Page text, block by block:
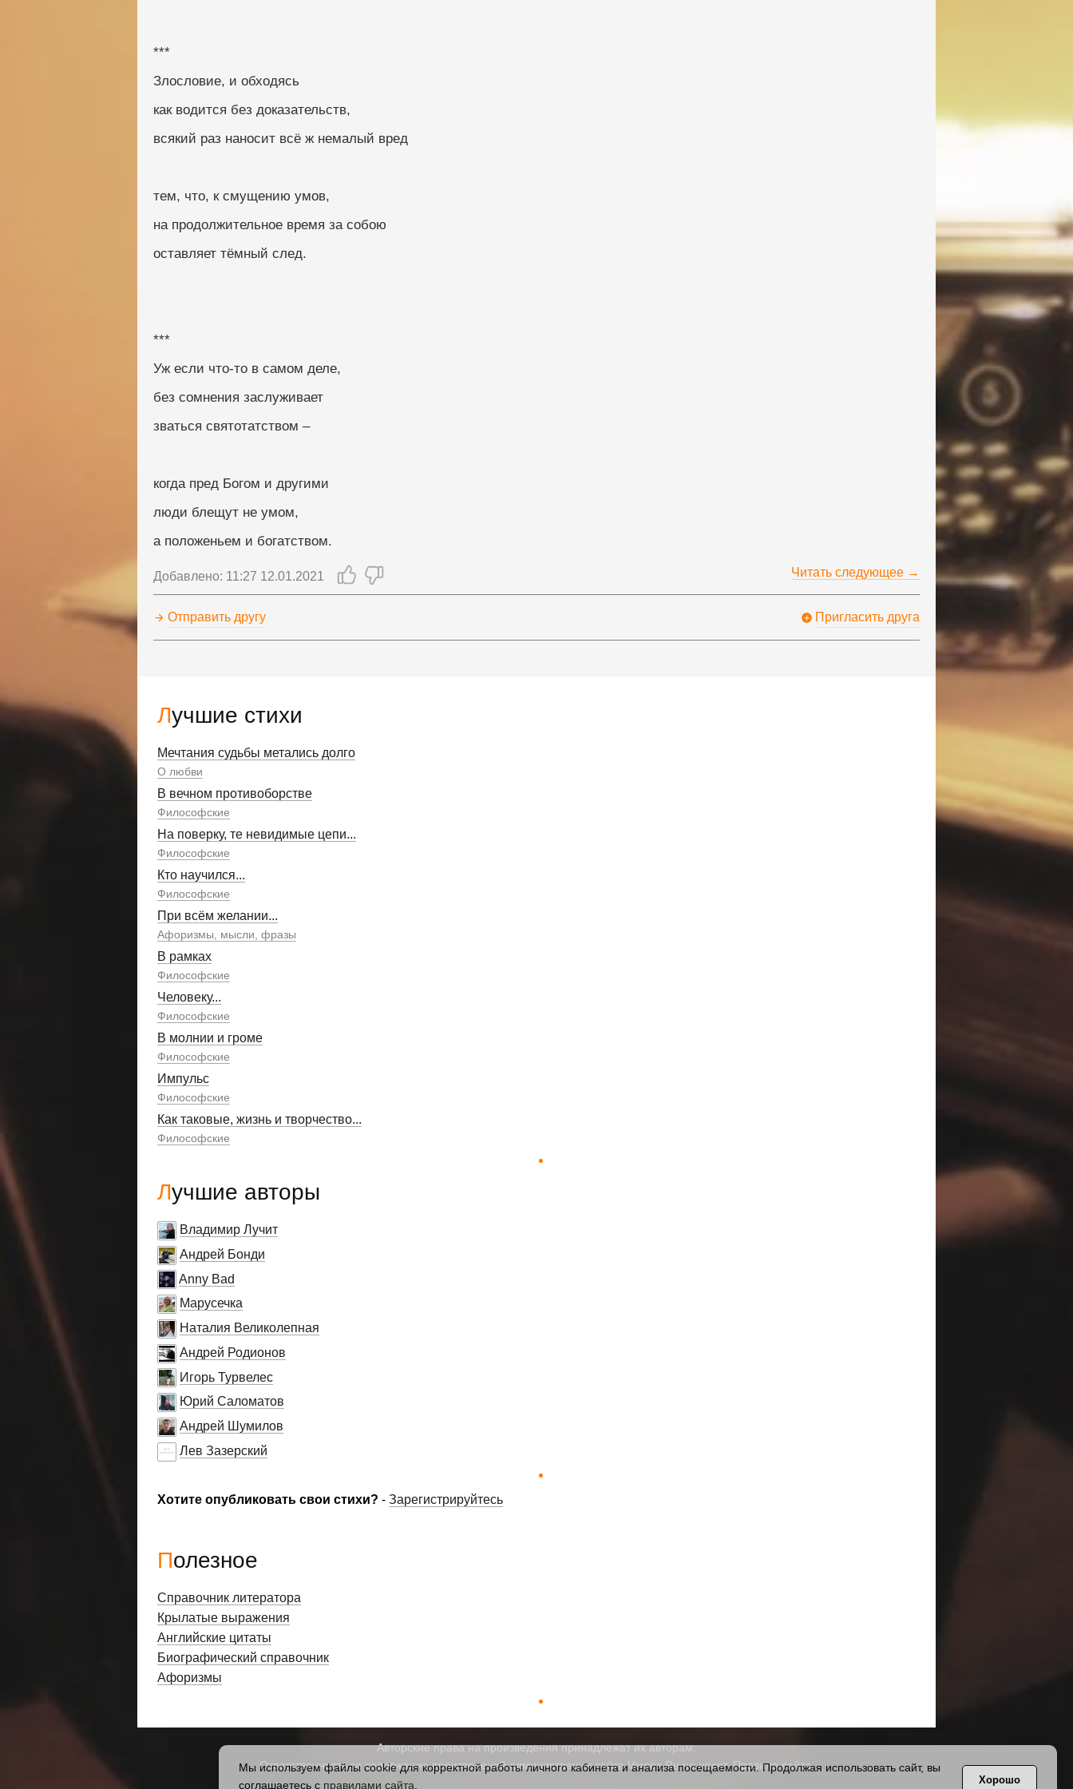
Лучшие стихи
Мечтания судьбы метались долго
О любви
В вечном противоборстве
Философские
На поверку, те невидимые цепи...
Философские
Кто научился...
Философские
При всём желании...
Афоризмы, мысли, фразы
В рамках
Философские
Человеку...
Философские
В молнии и громе
Философские
Импульс
Философские
Как таковые, жизнь и творчество...
Философские
Лучшие авторы
Владимир Лучит
Андрей Бонди
Anny Bad
Марусечка
Наталия Великолепная
Андрей Родионов
Игорь Турвелес
Юрий Саломатов
Андрей Шумилов
Лев Зазерский
Хотите опубликовать свои стихи? - Зарегистрируйтесь
***
Злословие, и обходясь
как водится без доказательств,
всякий раз наносит всё ж немалый вред
тем, что, к смущению умов,
на продолжительное время за собою
оставляет тёмный след.
***
Уж если что-то в самом деле,
без сомнения заслуживает
зваться святотатством –
когда пред Богом и другими
люди блещут не умом,
а положеньем и богатством.
Добавлено: 11:27 12.01.2021 Читать следующее →
Отправить другу Пригласить друга
Полезное
Справочник литератора
Крылатые выражения
Английские цитаты
Биографический справочник
Афоризмы
Авторские права на произведения принадлежат их авторам.
Ответственность за содержание произведений администрация сайта Verses.Ru не несет.Правила сайта.
Мы используем файлы cookie для корректной работы личного кабинета и анализа посещаемости. Продолжая использовать сайт, вы
соглашаетесь с правилами сайта Хорошо